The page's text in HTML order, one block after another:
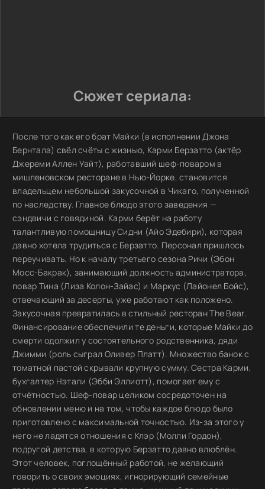
Сюжет сериала:
После того как его брат Майки (в исполнении Джона
Бернтала) свёл счёты с жизнью, Карми Берзатто (актёр
Джереми Аллен Уайт), работавший шеф-поваром в
мишленовском ресторане в Нью-Йорке, становится
владельцем небольшой закусочной в Чикаго, полученной
по наследству. Главное блюдо этого заведения —
сэндвичи с говядиной. Карми берёт на работу
талантливую помощницу Сидни (Айо Эдебири), которая
давно хотела трудиться с Берзатто. Персонал пришлось
переучивать. Но к началу третьего сезона Ричи (Эбон
Мосс-Бакрак), занимающий должность администратора,
повар Тина (Лиза Колон-Зайас) и Маркус (Лайонел Бойс),
отвечающий за десерты, уже работают как положено.
Закусочная превратилась в стильный ресторан The Bear.
Финансирование обеспечили те деньги, которые Майки до
смерти одолжил у состоятельного родственника, дяди
Джимми (роль сыграл Оливер Платт). Множество банок с
томатной пастой скрывали крупную сумму. Сестра Карми,
бухгалтер Нэтали (Эбби Эллиотт), помогает ему с
отчётностью. Шеф-повар целиком сосредоточен на
обновлении меню и на том, чтобы каждое блюдо было
приготовлено с максимальной точностью. Из-за этого у
него не ладятся отношения с Клэр (Молли Гордон),
подругой детства, в которую Берзатто давно влюблён.
Этот человек, поглощённый работой, не желающий
говорить о своих эмоциях, игнорирующий семейные